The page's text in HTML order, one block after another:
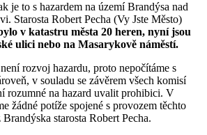
je to s hazardem na území Brandýsa nad
Starosta Robert Pecha (Vy Jste Město)
v katastru města 20 heren, nyní jsou
ulici nebo na Masarykově náměstí.
rozvoj hazardu, proto nepočítáme s
v souladu se závěrem všech komisí
rozumné na hazard uvalit prohibici. V
žádné potíže spojené s provozem těchto
starosta Robert Pecha.